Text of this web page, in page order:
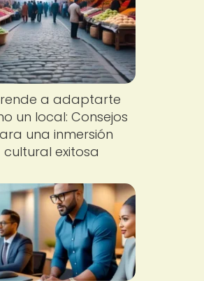
a adaptarte
un local: Consejos
una inmersión
cultural exitosa